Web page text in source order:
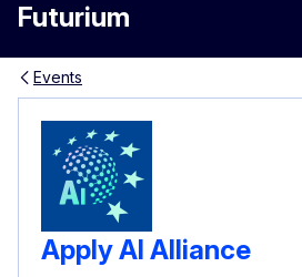
Futurium
Events
Apply AI Alliance